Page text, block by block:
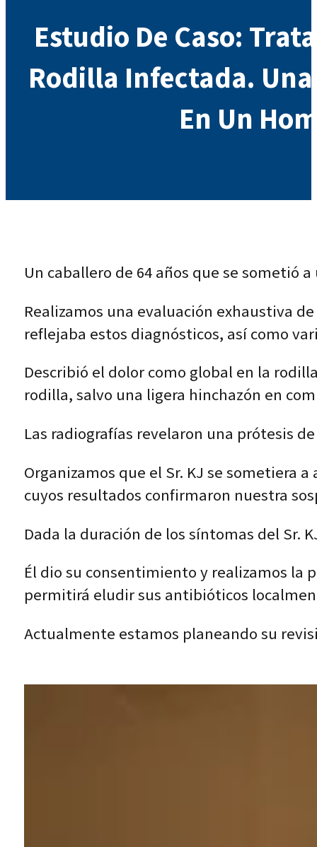
Estudio De Caso:
Rodilla Infectada.
En Un
Un caballero de 64 años que se sometió
Realizamos una evaluación exhaustiva
reflejaba estos diagnósticos, así como
Describió el dolor como global en la
rodilla, salvo una ligera hinchazón en
Las radiografías revelaron una prótesis
Organizamos que el Sr. KJ se sometiera
cuyos resultados confirmaron nuestra
Dada la duración de los síntomas del
Él dio su consentimiento y realizamos la
permitirá eludir sus antibióticos
Actualmente estamos planeando su